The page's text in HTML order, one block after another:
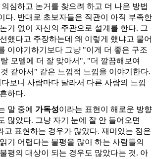
심하고 논거를 찾으려 하고 더 나은 방법
다. 반대로 초보자들은 직관이 아직 부족한
거 없이 자신의 주관으로 설계를 한다. 그
했다고 주장하는데 왜 이렇게 했냐고 물어
이야기하기보다 그냥
이게 더 좋은 구조
모델에 더 잘 맞아서 ,
더 깔끔해보여
같아서
같은 느낌적 느낌을 이야기한다.
보니 사람마다 달라서 다른 사람의 느낌
하다.
말 중에 가독성이라는 표현이 해로운 방향
많았다. 그냥 자기 눈에 잘 안 들어오면
고 표현하는 경우가 많았다. 재미있는 점은
기 어렵다는 불평을 많이 하는 사람들의
평의 대상이 되는 경우도 많았다는 것. 아